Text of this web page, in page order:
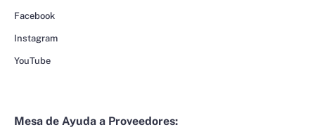
Facebook
Instagram
YouTube
Mesa de Ayuda a Proveedores: